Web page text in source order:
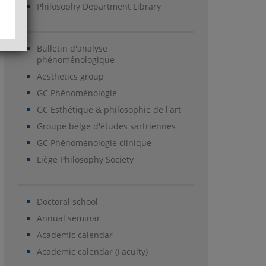
Philosophy Department Library
Bulletin d'analyse
phénoménologique
Aesthetics group
GC Phénoménologie
GC Esthétique & philosophie de l'art
Groupe belge d'études sartriennes
GC Phénoménologie clinique
Liège Philosophy Society
Doctoral school
Annual seminar
Academic calendar
Academic calendar (Faculty)